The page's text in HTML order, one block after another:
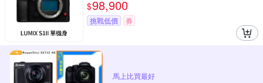
$98,900
挑戰低價 券
馬上比買最好